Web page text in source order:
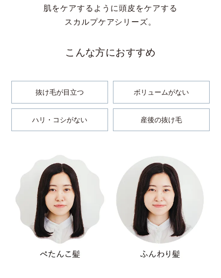
肌をケアするように頭皮をケアする
スカルプケアシリーズ。
こんな方におすすめ
抜け毛が目立つ ボリュームがない
ハリ・コシがない 産後の抜け毛